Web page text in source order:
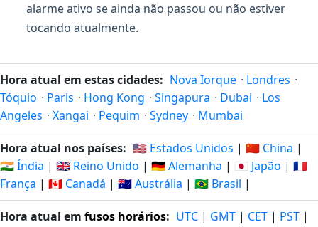
alarme ativo se ainda não passou ou não estiver
tocando atualmente.
Hora atual em estas cidades: Nova Iorque · Londres ·
Tóquio · Paris · Hong Kong · Singapura · Dubai · Los
Angeles · Xangai · Pequim · Sydney · Mumbai
Hora atual nos países: 🇺🇸 Estados Unidos | 🇨🇳 China |
🇮🇳 Índia | 🇬🇧 Reino Unido | 🇩🇪 Alemanha | 🇯🇵 Japão | 🇫🇷
França | 🇨🇦 Canadá | 🇦🇺 Austrália | 🇧🇷 Brasil |
Hora atual em fusos horários: UTC | GMT | CET | PST |